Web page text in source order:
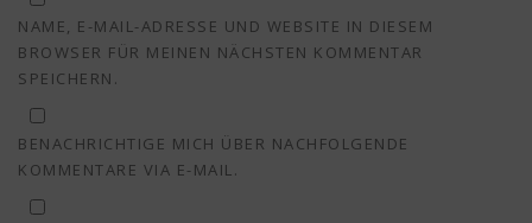
NAME, E-MAIL-ADRESSE UND WEBSITE IN DIESEM
BROWSER FÜR MEINEN NÄCHSTEN KOMMENTAR
SPEICHERN.
BENACHRICHTIGE MICH ÜBER NACHFOLGENDE
KOMMENTARE VIA E-MAIL.